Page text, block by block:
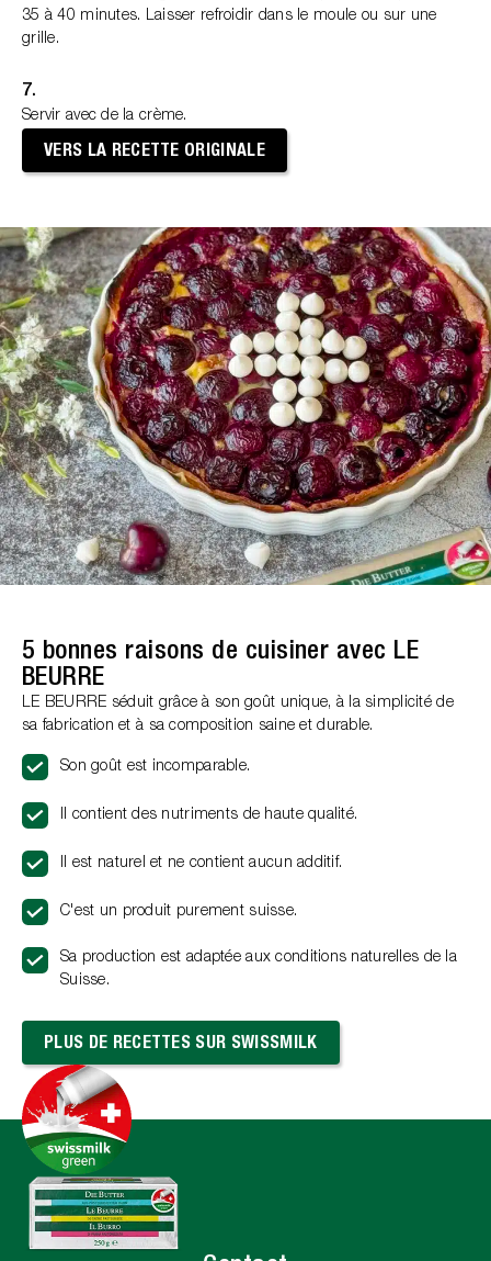
35 à 40 minutes. Laisser refroidir dans le moule ou sur une
grille.
7.
Servir avec de la crème.
VERS LA RECETTE ORIGINALE
5 bonnes raisons de cuisiner avec LE
BEURRE
LE BEURRE séduit grâce à son goût unique, à la simplicité de
sa fabrication et à sa composition saine et durable.
Son goût est incomparable.
Il contient des nutriments de haute qualité.
Il est naturel et ne contient aucun additif.
C'est un produit purement suisse.
Sa production est adaptée aux conditions naturelles de la
Suisse.
PLUS DE RECETTES SUR SWISSMILK